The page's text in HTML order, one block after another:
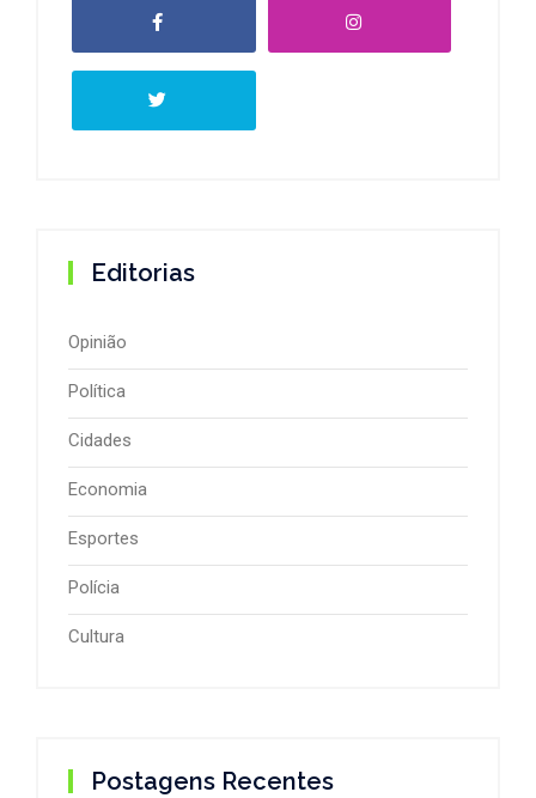
Editorias
Opinião
Política
Cidades
Economia
Esportes
Polícia
Cultura
Postagens Recentes